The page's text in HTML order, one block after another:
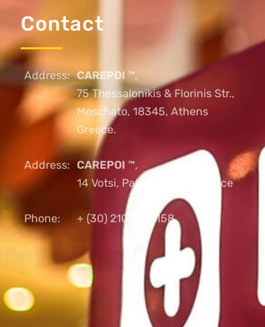
Contact
Address: CAREPOI ™,
75 Thessalonikis & Florinis Str.,
Moschato, 18345, Athens
Greece.
Address: CAREPOI ™,
14 Votsi, Patras, 26221, Greece
Phone: + (30) 2103005158